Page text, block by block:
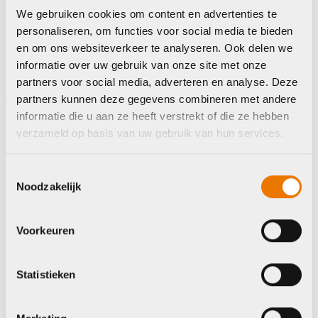
We gebruiken cookies om content en advertenties te
personaliseren, om functies voor social media te bieden
en om ons websiteverkeer te analyseren. Ook delen we
informatie over uw gebruik van onze site met onze
partners voor social media, adverteren en analyse. Deze
partners kunnen deze gegevens combineren met andere
informatie die u aan ze heeft verstrekt of die ze hebben
verzameld op basis van uw gebruik van hun services.
Noodzakelijk
Voorkeuren
Statistieken
Regenjas
Agu urban outdoor
trench coat women
€149,99
Regenjas
Agu urban outdoor
long bomber jacket
women pistach
€145,00
Agu